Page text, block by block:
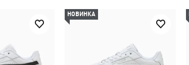
НОВИНКА